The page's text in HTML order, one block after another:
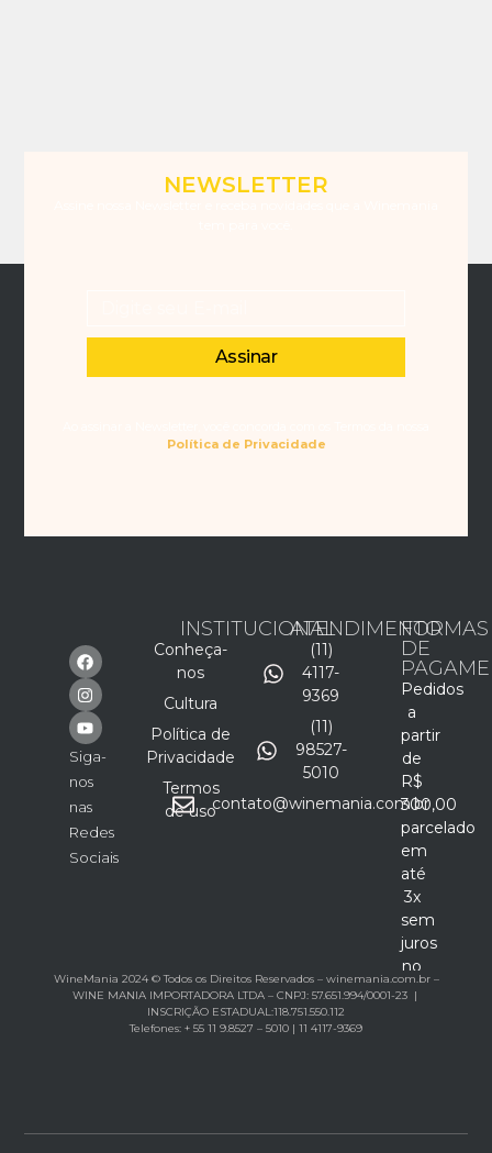
NEWSLETTER
Assinar
Política de Privacidade
Siga-
nos
nas
Redes
Sociais
INSTITUCIONAL
Conheça-
nos
Cultura
Política de
Privacidade
Termos
de uso
ATENDIMENTO
(11)
4117-
9369
(11)
98527-
5010
contato@winemania.com.br
FORMAS
DE
Pedidos
a
partir
de
R$
300,00
parcelado
em
até
3x
sem
juros
no
cartão
WineMania 2024 © Todos os Direitos Reservados – winemania.com.br –
WINE MANIA IMPORTADORA LTDA – CNPJ: 57.651.994/0001-23 |
INSCRIÇÃO ESTADUAL:118.751.550.112
Telefones: + 55 11 9.8527 – 5010 | 11 4117-9369